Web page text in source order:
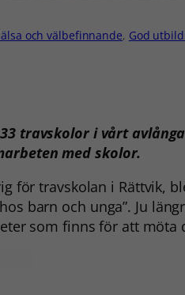
och välbefinnande, God
33 travskolor i vårt
med skolor.
för travskolan i Rättvik,
barn och unga”. Ju
som finns för att möta